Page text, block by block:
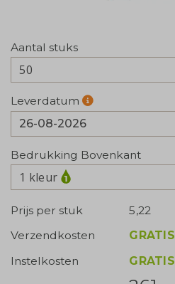
Aantal stuks
50
Leverdatum
Bedrukking Bovenkant
1 kleur
Prijs per stuk
5,22
Verzendkosten
GRATIS
Instelkosten
GRATIS